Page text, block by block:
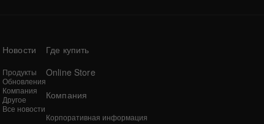
Новости
Продукты
Обновления
Компания
Другое
Все новости
Где купить
Online Store
Компания
Корпоративная информация